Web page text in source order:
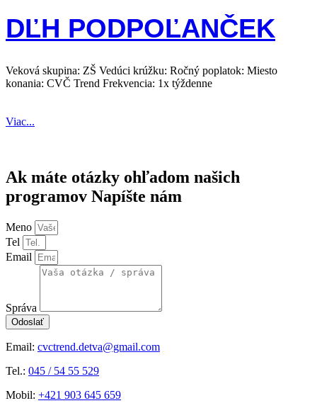
DĽH PODPOĽANČEK
Veková skupina: ZŠ Vedúci krúžku: Ročný poplatok: Miesto
konania: CVČ Trend Frekvencia: 1x týždenne
Viac...
Ak máte otázky ohľadom našich
programov Napíšte nám
Meno
Tel
Email
Správa
Odoslať
Email: cvctrend.detva@gmail.com
Tel.: 045 / 54 55 529
Mobil: +421 903 645 659